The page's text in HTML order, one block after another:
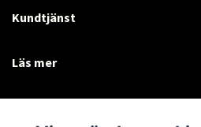
Kundtjänst
Läs mer